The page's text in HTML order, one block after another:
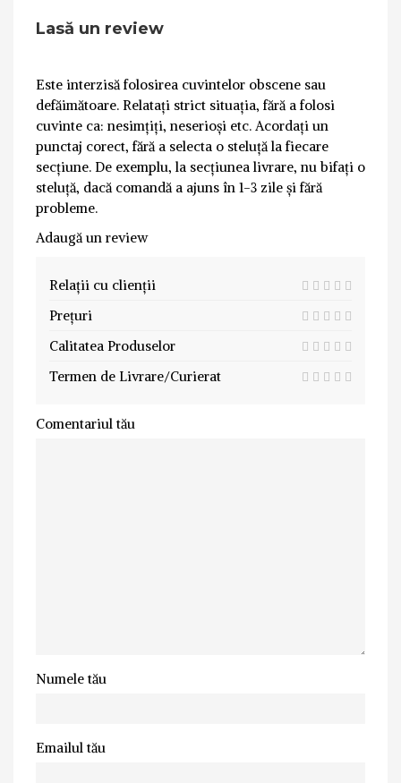
Lasă un review
Este interzisă folosirea cuvintelor obscene sau
defăimătoare. Relatați strict situația, fără a folosi
cuvinte ca: nesimțiți, neserioși etc. Acordați un
punctaj corect, fără a selecta o steluță la fiecare
secțiune. De exemplu, la secțiunea livrare, nu bifați o
steluță, dacă comandă a ajuns în 1-3 zile și fără
probleme.
Adaugă un review
Relații cu clienții
Prețuri
Calitatea Produselor
Termen de Livrare/Curierat
Comentariul tău
Numele tău
Emailul tău